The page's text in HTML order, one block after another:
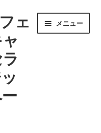
ェ
メニュー